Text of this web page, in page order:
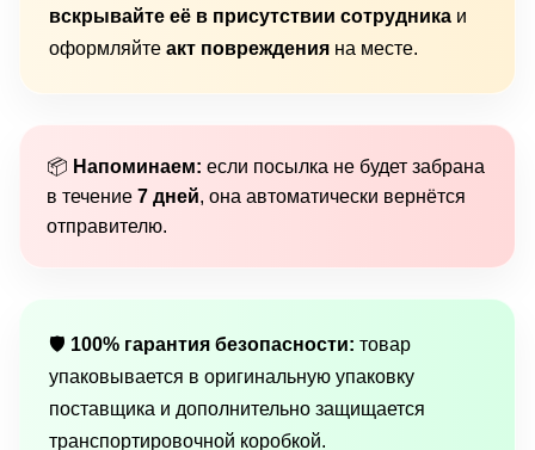
вскрывайте её в присутствии сотрудника и
оформляйте акт повреждения на месте.
📦 Напоминаем: если посылка не будет забрана
в течение 7 дней, она автоматически вернётся
отправителю.
🛡 100% гарантия безопасности: товар
упаковывается в оригинальную упаковку
поставщика и дополнительно защищается
транспортировочной коробкой.